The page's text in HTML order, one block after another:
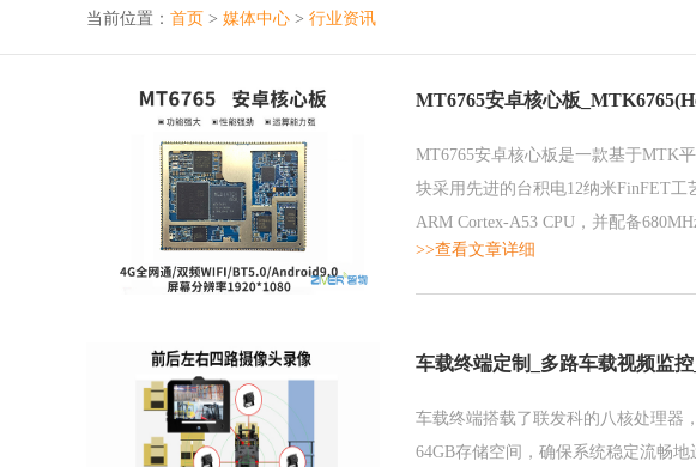
当前位置： 首页 > 媒体中心 > 行业资讯
MT6765安卓核心板
MT6765安卓核心板是一款基于MTK
块采用先进的台积电12纳米FinFET
ARM Cortex-A53 CPU，并配备
>>查看文章详细
车载终端定制_多路车载视频监
车载终端搭载了联发科的八核处理器
64GB存储空间，确保系统稳定流畅